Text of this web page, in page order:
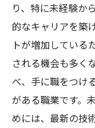
鉄筋工
地域社
未経験
三郷市で未
初めて
三郷市で
り、特に未経験か
的なキャリアを築
トが増加している
される機会も多く
べ、手に職をつけ
がある職業です。
めには、最新の技